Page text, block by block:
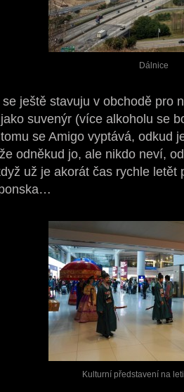
Dálnice
ještě stavuju v obchodě pro
jako suvenýr (více alkoholu se
se Amigo vyptává, odkud
odněkud jo, ale nikdo neví,
už je akorát čas rychle letět
Kulturní představení na